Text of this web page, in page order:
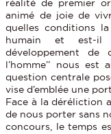
réalité de premier
animé de joie de
quelles conditions
humain et est-il
développement de
l’homme’’ nous
question centrale
vise d’emblée une
Face à la déréliction
de nous porter sans
concours, le temps